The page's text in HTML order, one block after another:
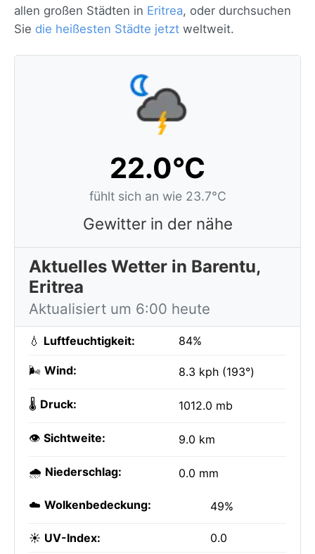
allen großen Städten in Eritrea, oder durchsuchen
Sie die heißesten Städte jetzt weltweit.
22.0°C
fühlt sich an wie 23.7°C
Gewitter in der nähe
Aktuelles Wetter in Barentu,
Eritrea
Aktualisiert um 6:00 heute
💧 Luftfeuchtigkeit: 84%
🌬️ Wind: 8.3 kph (193°)
🌡️ Druck: 1012.0 mb
👁️ Sichtweite: 9.0 km
🌧️ Niederschlag: 0.0 mm
☁️ Wolkenbedeckung: 49%
☀️ UV-Index: 0.0